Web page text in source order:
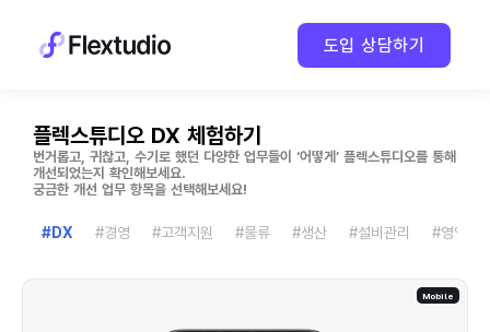
도입 상담하기
플렉스튜디오 DX 체험하기
번거롭고, 귀찮고, 수기로 했던 다양한 업무들이 ‘어떻게’ 플렉스튜디오를 통해
개선되었는지 확인해보세요.
궁금한 개선 업무 항목을 선택해보세요!
#DX #경영 #고객지원 #물류 #생산 #설비관리 #영업